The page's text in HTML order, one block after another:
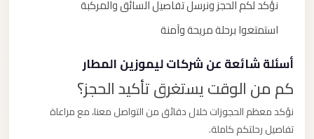
نؤكد لكم الحجز ونرسل تفاصيل السائق والمركبة
استمتعوا برحلة مريحة وآمنة
أسئلة شائعة عن شركات ليموزين المطار
كم من الوقت يستغرق تأكيد الحجز؟
نؤكد معظم الحجوزات خلال دقائق من التواصل معنا، مع مراعاة
تفاصيل رحلتكم كاملة.